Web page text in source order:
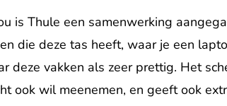
is Thule een samenwerking
die deze tas heeft, waar je een
deze vakken als zeer prettig. Het
ook wil meenemen, en geeft ook